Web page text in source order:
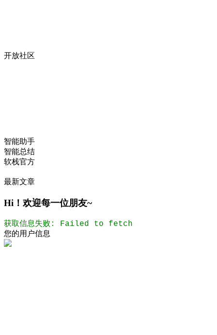
开放社区
智能助手
智能总结
软栈官方
最新文章
Hi！欢迎每一位朋友~
获取信息失败: Failed to fetch
您的用户信息